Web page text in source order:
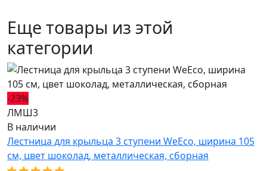
Еще товары из этой
категории
-23%
ЛМШ3
В наличии
Лестница для крыльца 3 ступени WeEco, ширина 105
см, цвет шоколад, металлическая, cборная